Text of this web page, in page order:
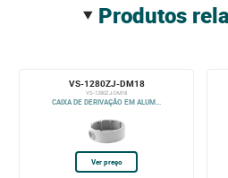
produtos
VS-1280ZJ-DM18
VS-1280ZJ-DM18
CAIXA DE DERIVAÇÃO EM ALUM...
Ver preço